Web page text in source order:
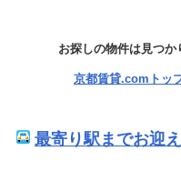
お探しの物件は見つか
京都賃貸.comトッ
最寄り駅までお迎